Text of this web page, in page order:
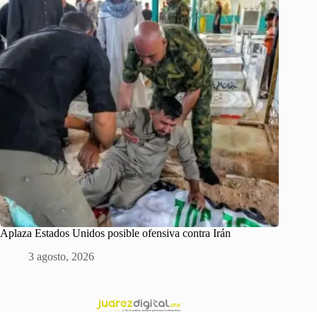
Aplaza Estados Unidos posible ofensiva contra Irán
3 agosto, 2026